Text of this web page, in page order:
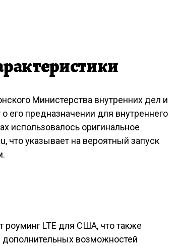
Министерства внутренних дел и
его предназначении для внутреннего
использовалось оригинальное
что указывает на вероятный запуск
роуминг LTE для США, что также
возможностей